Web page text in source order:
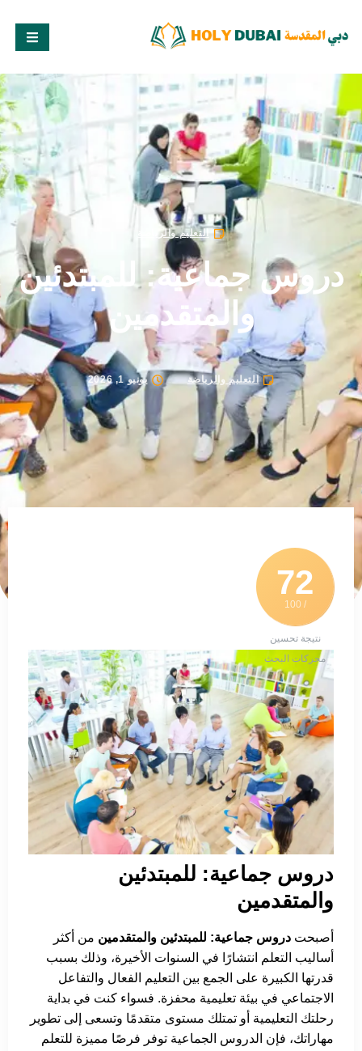
التعليم والرياضة
دروس جماعية: للمبتدئين
والمتقدمين
التعليم والرياضة يونيو 1, 2026
72
/ 100
نتيجة تحسين
محركات البحث
دروس جماعية: للمبتدئين
والمتقدمين
أصبحت دروس جماعية: للمبتدئين والمتقدمين من أكثر
أساليب التعلم انتشارًا في السنوات الأخيرة، وذلك بسبب
قدرتها الكبيرة على الجمع بين التعليم الفعال والتفاعل
الاجتماعي في بيئة تعليمية محفزة. فسواء كنت في بداية
رحلتك التعليمية أو تمتلك مستوى متقدمًا وتسعى إلى تطوير
مهاراتك، فإن الدروس الجماعية توفر فرصًا مميزة للتعلم